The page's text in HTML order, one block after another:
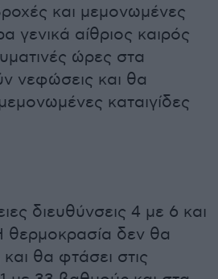
και μεμονωμένες
γενικά αίθριος καιρός
ώρες στα
νεφώσεις και θα
καταιγίδες
διευθύνσεις 4 με 6 και
θερμοκρασία δεν θα
θα φτάσει στις